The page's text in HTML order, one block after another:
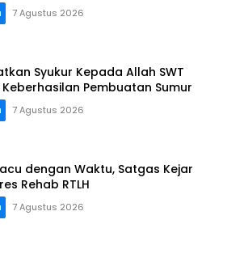
7 Agustus 2026
Syukur Kepada Allah SWT
Pembuatan Sumur
7 Agustus 2026
dengan Waktu, Satgas Kejar
Rehab RTLH
7 Agustus 2026